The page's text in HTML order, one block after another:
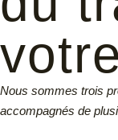
Nous sommes trois
accompagnés de